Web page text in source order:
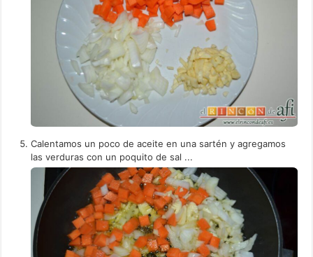
Calentamos un poco de aceite en una sartén y agregamos
las verduras con un poquito de sal ...